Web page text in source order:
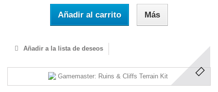
Añadir al carrito Más
Añadir a la lista de deseos